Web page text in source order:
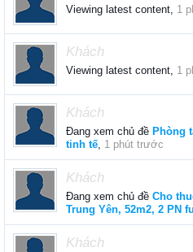
Viewing latest content, 1
Khách
Viewing latest content, 1
Khách
Đang xem chủ đề Phòng
tinh tế, 1 phút trước
Khách
Đang xem chủ đề Cho
Trung Yên, 52m2, 2 PN
Khách